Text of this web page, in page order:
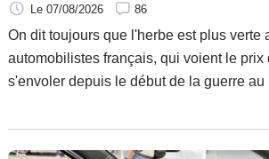
Le 07/08/2026 86
On dit toujours que l'herbe est plus verte
automobilistes français, qui voient le prix
s'envoler depuis le début de la guerre au
pas le seul concerné par cette hausse.
où le carburant est le moins cher et le